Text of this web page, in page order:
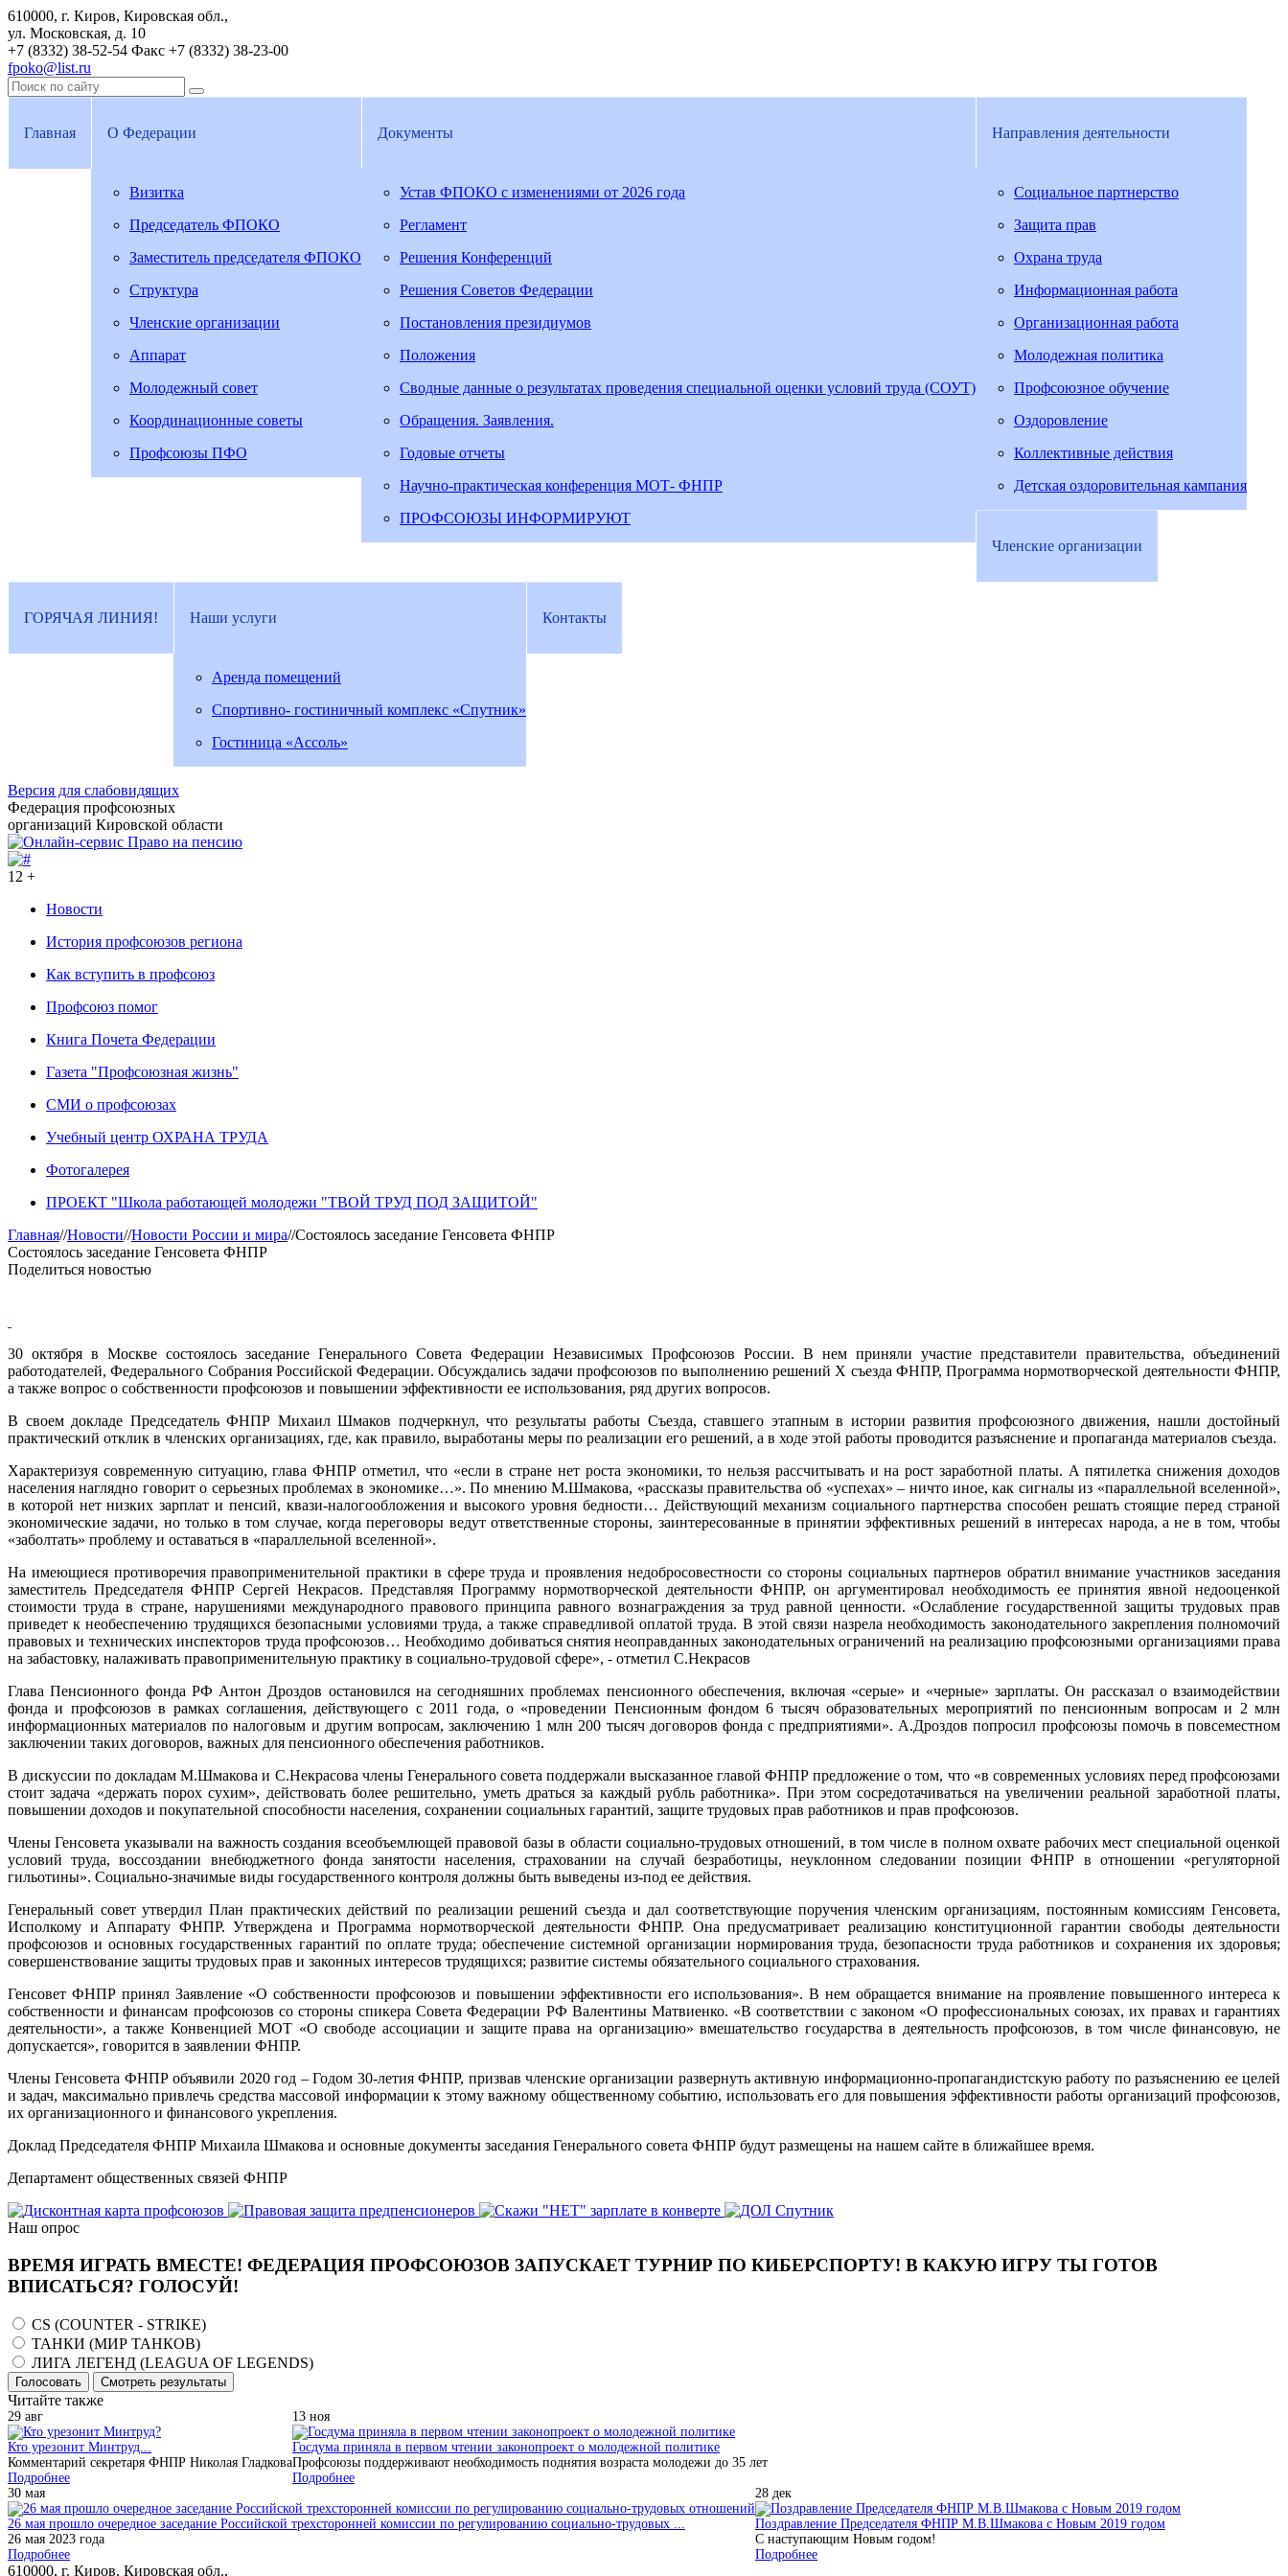
610000, г. Киров, Кировская обл.,
ул. Московская, д. 10
+7 (8332) 38-52-54 Факс +7 (8332) 38-23-00
fpoko@list.ru
Главная О Федерации
Визитка
Председатель ФПОКО
Заместитель председателя ФПОКО
Структура
Членские организации
Аппарат
Молодежный совет
Координационные советы
Профсоюзы ПФО
Документы
Устав ФПОКО с изменениями от 2026 года
Регламент
Решения Конференций
Решения Советов Федерации
Постановления президиумов
Положения
Сводные данные о результатах проведения специальной оценки условий труда (СОУТ)
Обращения. Заявления.
Годовые отчеты
Научно-практическая конференция МОТ- ФНПР
ПРОФСОЮЗЫ ИНФОРМИРУЮТ
Направления деятельности
Социальное партнерство
Защита прав
Охрана труда
Информационная работа
Организационная работа
Молодежная политика
Профсоюзное обучение
Оздоровление
Коллективные действия
Детская оздоровительная кампания
Членские организации
ГОРЯЧАЯ ЛИНИЯ! Наши услуги
Аренда помещений
Спортивно- гостиничный комплекс «Спутник»
Гостиница «Ассоль»
Контакты
Версия для слабовидящих
Федерация профсоюзных
организаций Кировской области
12 +
Новости
История профсоюзов региона
Как вступить в профсоюз
Профсоюз помог
Книга Почета Федерации
Газета "Профсоюзная жизнь"
СМИ о профсоюзах
Учебный центр ОХРАНА ТРУДА
Фотогалерея
ПРОЕКТ "Школа работающей молодежи "ТВОЙ ТРУД ПОД ЗАЩИТОЙ"
Главная//Новости//Новости России и мира//Состоялось заседание Генсовета ФНПР
Состоялось заседание Генсовета ФНПР
Поделиться новостью
30 октября в Москве состоялось заседание Генерального Совета Федерации Независимых Профсоюзов России. В нем приняли участие представители правительства, объединений
работодателей, Федерального Собрания Российской Федерации. Обсуждались задачи профсоюзов по выполнению решений Х съезда ФНПР, Программа нормотворческой деятельности ФНПР,
а также вопрос о собственности профсоюзов и повышении эффективности ее использования, ряд других вопросов.
В своем докладе Председатель ФНПР Михаил Шмаков подчеркнул, что результаты работы Съезда, ставшего этапным в истории развития профсоюзного движения, нашли достойный
практический отклик в членских организациях, где, как правило, выработаны меры по реализации его решений, а в ходе этой работы проводится разъяснение и пропаганда материалов съезда.
Характеризуя современную ситуацию, глава ФНПР отметил, что «если в стране нет роста экономики, то нельзя рассчитывать и на рост заработной платы. А пятилетка снижения доходов
населения наглядно говорит о серьезных проблемах в экономике…». По мнению М.Шмакова, «рассказы правительства об «успехах» – ничто иное, как сигналы из «параллельной вселенной»,
в которой нет низких зарплат и пенсий, квази-налогообложения и высокого уровня бедности… Действующий механизм социального партнерства способен решать стоящие перед страной
экономические задачи, но только в том случае, когда переговоры ведут ответственные стороны, заинтересованные в принятии эффективных решений в интересах народа, а не в том, чтобы
«заболтать» проблему и оставаться в «параллельной вселенной».
На имеющиеся противоречия правоприменительной практики в сфере труда и проявления недобросовестности со стороны социальных партнеров обратил внимание участников заседания
заместитель Председателя ФНПР Сергей Некрасов. Представляя Программу нормотворческой деятельности ФНПР, он аргументировал необходимость ее принятия явной недооценкой
стоимости труда в стране, нарушениями международного правового принципа равного вознаграждения за труд равной ценности. «Ослабление государственной защиты трудовых прав
приведет к необеспечению трудящихся безопасными условиями труда, а также справедливой оплатой труда. В этой связи назрела необходимость законодательного закрепления полномочий
правовых и технических инспекторов труда профсоюзов… Необходимо добиваться снятия неоправданных законодательных ограничений на реализацию профсоюзными организациями права
на забастовку, налаживать правоприменительную практику в социально-трудовой сфере», - отметил С.Некрасов
Глава Пенсионного фонда РФ Антон Дроздов остановился на сегодняшних проблемах пенсионного обеспечения, включая «серые» и «черные» зарплаты. Он рассказал о взаимодействии
фонда и профсоюзов в рамках соглашения, действующего с 2011 года, о «проведении Пенсионным фондом 6 тысяч образовательных мероприятий по пенсионным вопросам и 2 млн
информационных материалов по налоговым и другим вопросам, заключению 1 млн 200 тысяч договоров фонда с предприятиями». А.Дроздов попросил профсоюзы помочь в повсеместном
заключении таких договоров, важных для пенсионного обеспечения работников.
В дискуссии по докладам М.Шмакова и С.Некрасова члены Генерального совета поддержали высказанное главой ФНПР предложение о том, что «в современных условиях перед профсоюзами
стоит задача «держать порох сухим», действовать более решительно, уметь драться за каждый рубль работника». При этом сосредотачиваться на увеличении реальной заработной платы,
повышении доходов и покупательной способности населения, сохранении социальных гарантий, защите трудовых прав работников и прав профсоюзов.
Члены Генсовета указывали на важность создания всеобъемлющей правовой базы в области социально-трудовых отношений, в том числе в полном охвате рабочих мест специальной оценкой
условий труда, воссоздании внебюджетного фонда занятости населения, страховании на случай безработицы, неуклонном следовании позиции ФНПР в отношении «регуляторной
гильотины». Социально-значимые виды государственного контроля должны быть выведены из-под ее действия.
Генеральный совет утвердил План практических действий по реализации решений съезда и дал соответствующие поручения членским организациям, постоянным комиссиям Генсовета,
Исполкому и Аппарату ФНПР. Утверждена и Программа нормотворческой деятельности ФНПР. Она предусматривает реализацию конституционной гарантии свободы деятельности
профсоюзов и основных государственных гарантий по оплате труда; обеспечение системной организации нормирования труда, безопасности труда работников и сохранения их здоровья;
совершенствование защиты трудовых прав и законных интересов трудящихся; развитие системы обязательного социального страхования.
Генсовет ФНПР принял Заявление «О собственности профсоюзов и повышении эффективности его использования». В нем обращается внимание на проявление повышенного интереса к
собственности и финансам профсоюзов со стороны спикера Совета Федерации РФ Валентины Матвиенко. «В соответствии с законом «О профессиональных союзах, их правах и гарантиях
деятельности», а также Конвенцией МОТ «О свободе ассоциации и защите права на организацию» вмешательство государства в деятельность профсоюзов, в том числе финансовую, не
допускается», говорится в заявлении ФНПР.
Члены Генсовета ФНПР объявили 2020 год – Годом 30-летия ФНПР, призвав членские организации развернуть активную информационно-пропагандистскую работу по разъяснению ее целей
и задач, максимально привлечь средства массовой информации к этому важному общественному событию, использовать его для повышения эффективности работы организаций профсоюзов,
их организационного и финансового укрепления.
Доклад Председателя ФНПР Михаила Шмакова и основные документы заседания Генерального совета ФНПР будут размещены на нашем сайте в ближайшее время.
Департамент общественных связей ФНПР
Наш опрос
ВРЕМЯ ИГРАТЬ ВМЕСТЕ! ФЕДЕРАЦИЯ ПРОФСОЮЗОВ ЗАПУСКАЕТ ТУРНИР ПО КИБЕРСПОРТУ! В КАКУЮ ИГРУ ТЫ ГОТОВ
ВПИСАТЬСЯ? ГОЛОСУЙ!
CS (COUNTER - STRIKE)
ТАНКИ (МИР ТАНКОВ)
ЛИГА ЛЕГЕНД (LEAGUA OF LEGENDS)
Голосовать Смотреть результаты
Читайте также
29 авг
Кто урезонит Минтруд...
Комментарий секретаря ФНПР Николая Гладкова
Подробнее
13 ноя
Госдума приняла в первом чтении законопроект о молодежной политике
Профсоюзы поддерживают необходимость поднятия возраста молодежи до 35 лет
Подробнее
30 мая
26 мая прошло очередное заседание Российской трехсторонней комиссии по регулированию социально-трудовых ...
26 мая 2023 года
Подробнее
28 дек
Поздравление Председателя ФНПР М.В.Шмакова с Новым 2019 годом
С наступающим Новым годом!
Подробнее
610000, г. Киров, Кировская обл.,